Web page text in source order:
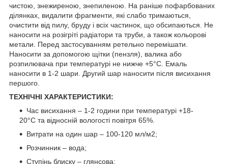
чистою, знежиреною, знепиленою. На раніше пофарбованих
ділянках, видалити фрагменти, які слабо тримаються,
очистити від пилу, бруду і всіх частинок, що обсипаються. Не
наносити на розігріті радіатори та труби, а також кольорові
метали. Перед застосуванням ретельно перемішати.
Наносити за допомогою щітки (пензля), валика або
розпилювача при температурі не нижче +5°С. Емаль
наносити в 1-2 шари. Другий шар наносити після висихання
першого.
ТЕХНІЧНІ ХАРАКТЕРИСТИКИ:
Час висихання – 1-2 години при температурі +18-
20°С та відносній вологості повітря 65%.
Витрати на один шар – 100-120 мл/м2;
Розчинник – вода;
Ступінь блиску – глянсова;